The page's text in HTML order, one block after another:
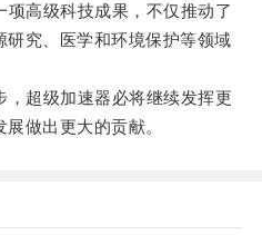
高级科技成果，不仅推动了
究、医学和环境保护等领域
超级加速器必将继续发挥更
做出更大的贡献。